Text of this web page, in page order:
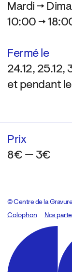
Mardi →
10:00 →
Fermé le
24.12, 25.12,
et pendant
Prix
8€ — 3€
© Centre de la
Colophon
Design:MarcelNos